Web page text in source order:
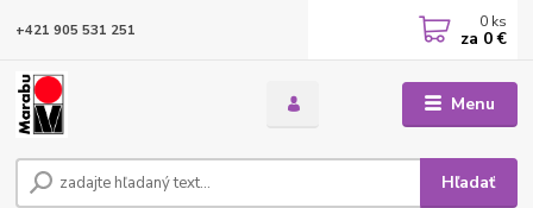
Menu
Hľadať
+421 905 531 251 0 ks
za 0 €